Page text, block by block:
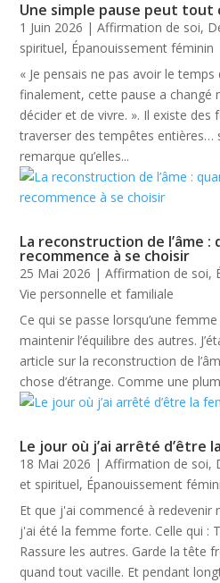
Une simple pause peut tout
1 Juin 2026 |Affirmation de soi,
spirituel, Épanouissement féminin
« Je pensais ne pas avoir le
finalement, cette pause a changé
décider et de vivre. ». Il existe des
traverser des tempêtes entières…
remarque qu’elles...
La reconstruction de l’âme :
recommence à se choisir
25 Mai 2026 |Affirmation de soi,
Vie personnelle et familiale
Ce qui se passe lorsqu’une
maintenir l’équilibre des autres.
article sur la reconstruction de
chose d’étrange. Comme une
Le jour où j’ai arrêté d’être
18 Mai 2026 |Affirmation de soi,
et spirituel, Épanouissement
Et que j'ai commencé à redevenir
j'ai été la femme forte. Celle qui :
Rassure les autres. Garde la tête
quand tout vacille. Et pendant